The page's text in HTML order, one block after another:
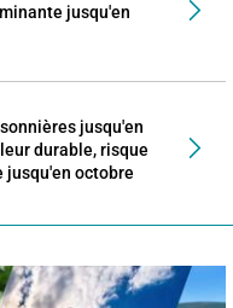
jusqu'en
jusqu'en
durable, risque
jusqu'en octobre